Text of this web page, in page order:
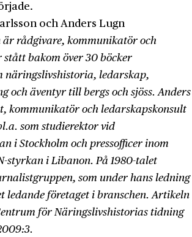
och Anders Lugn
är rådgivare, kommunikatör och
bakom över 30 böcker
näringslivshistoria, ledarskap,
och äventyr till bergs och sjöss. Anders
kommunikatör och ledarskapskonsult
som studierektor vid
i Stockholm och pressofficer inom
styrkan i Libanon. På 1980-talet
som under hans ledning
ledande företaget i branschen. Artikeln
för Näringslivshistorias tidning